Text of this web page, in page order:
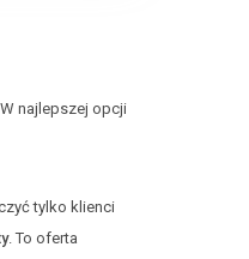
najlepszej opcji
tylko klienci
. To oferta